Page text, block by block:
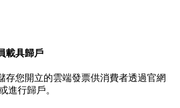
載具歸戶
存您開立的雲端發票供消費者透過官網
進行歸戶。